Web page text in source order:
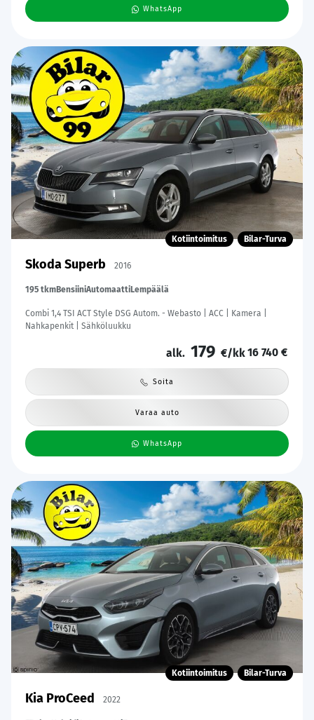
WhatsApp
Kotiintoimitus Bilar-Turva
Skoda Superb 2016
195 tkmBensiiniAutomaattiLempäälä
Combi 1,4 TSI ACT Style DSG Autom. - Webasto | ACC | Kamera |
Nahkapenkit | Sähköluukku
alk. 179 €/kk16 740 €
Soita
Varaa auto
WhatsApp
Kotiintoimitus Bilar-Turva
Kia ProCeed 2022